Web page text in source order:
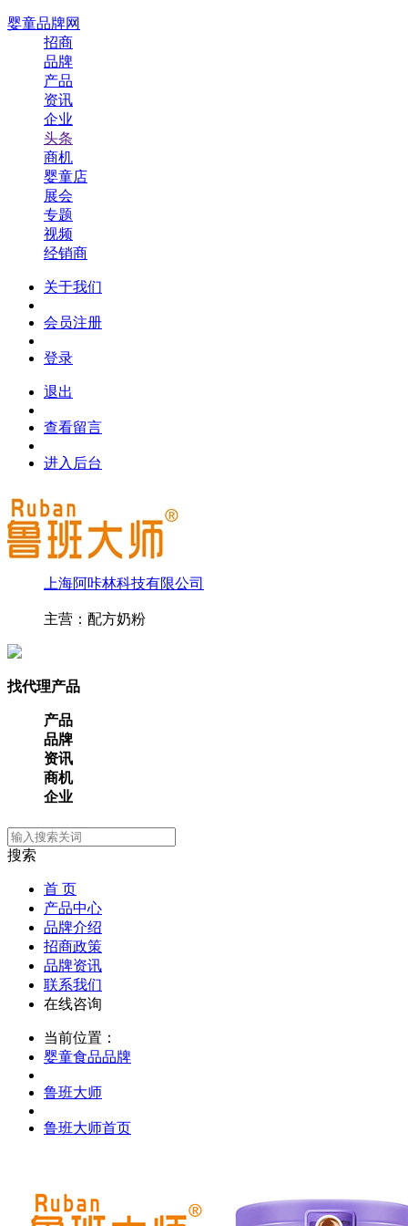
婴童品牌网
招商
品牌
产品
资讯
企业
头条
商机
婴童店
展会
专题
视频
经销商
关于我们
会员注册
登录
退出
查看留言
进入后台
上海阿咔林科技有限公司
主营：配方奶粉
找代理产品
产品
品牌
资讯
商机
企业
搜索
首 页
产品中心
品牌介绍
招商政策
品牌资讯
联系我们
在线咨询
当前位置：
婴童食品品牌
鲁班大师
鲁班大师首页